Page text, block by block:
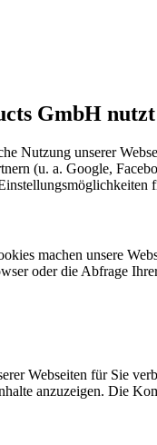
GmbH
Nutzung unserer
(u. a. Google,
machen unsere
oder die Abfrage
Webseiten für Sie
anzuzeigen. Die